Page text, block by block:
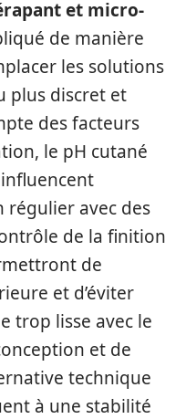
et micro-
de manière
les solutions
plus discret et
des facteurs
le pH cutané
régulier avec des
de la finition
de
et d’éviter
trop lisse avec le
et de
technique
à une stabilité